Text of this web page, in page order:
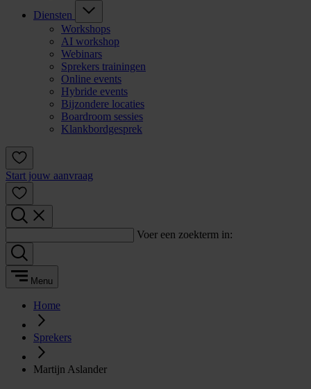
Diensten
Workshops
AI workshop
Webinars
Sprekers trainingen
Online events
Hybride events
Bijzondere locaties
Boardroom sessies
Klankbordgesprek
Start jouw aanvraag
Voer een zoekterm in:
Menu
Home
Sprekers
Martijn Aslander